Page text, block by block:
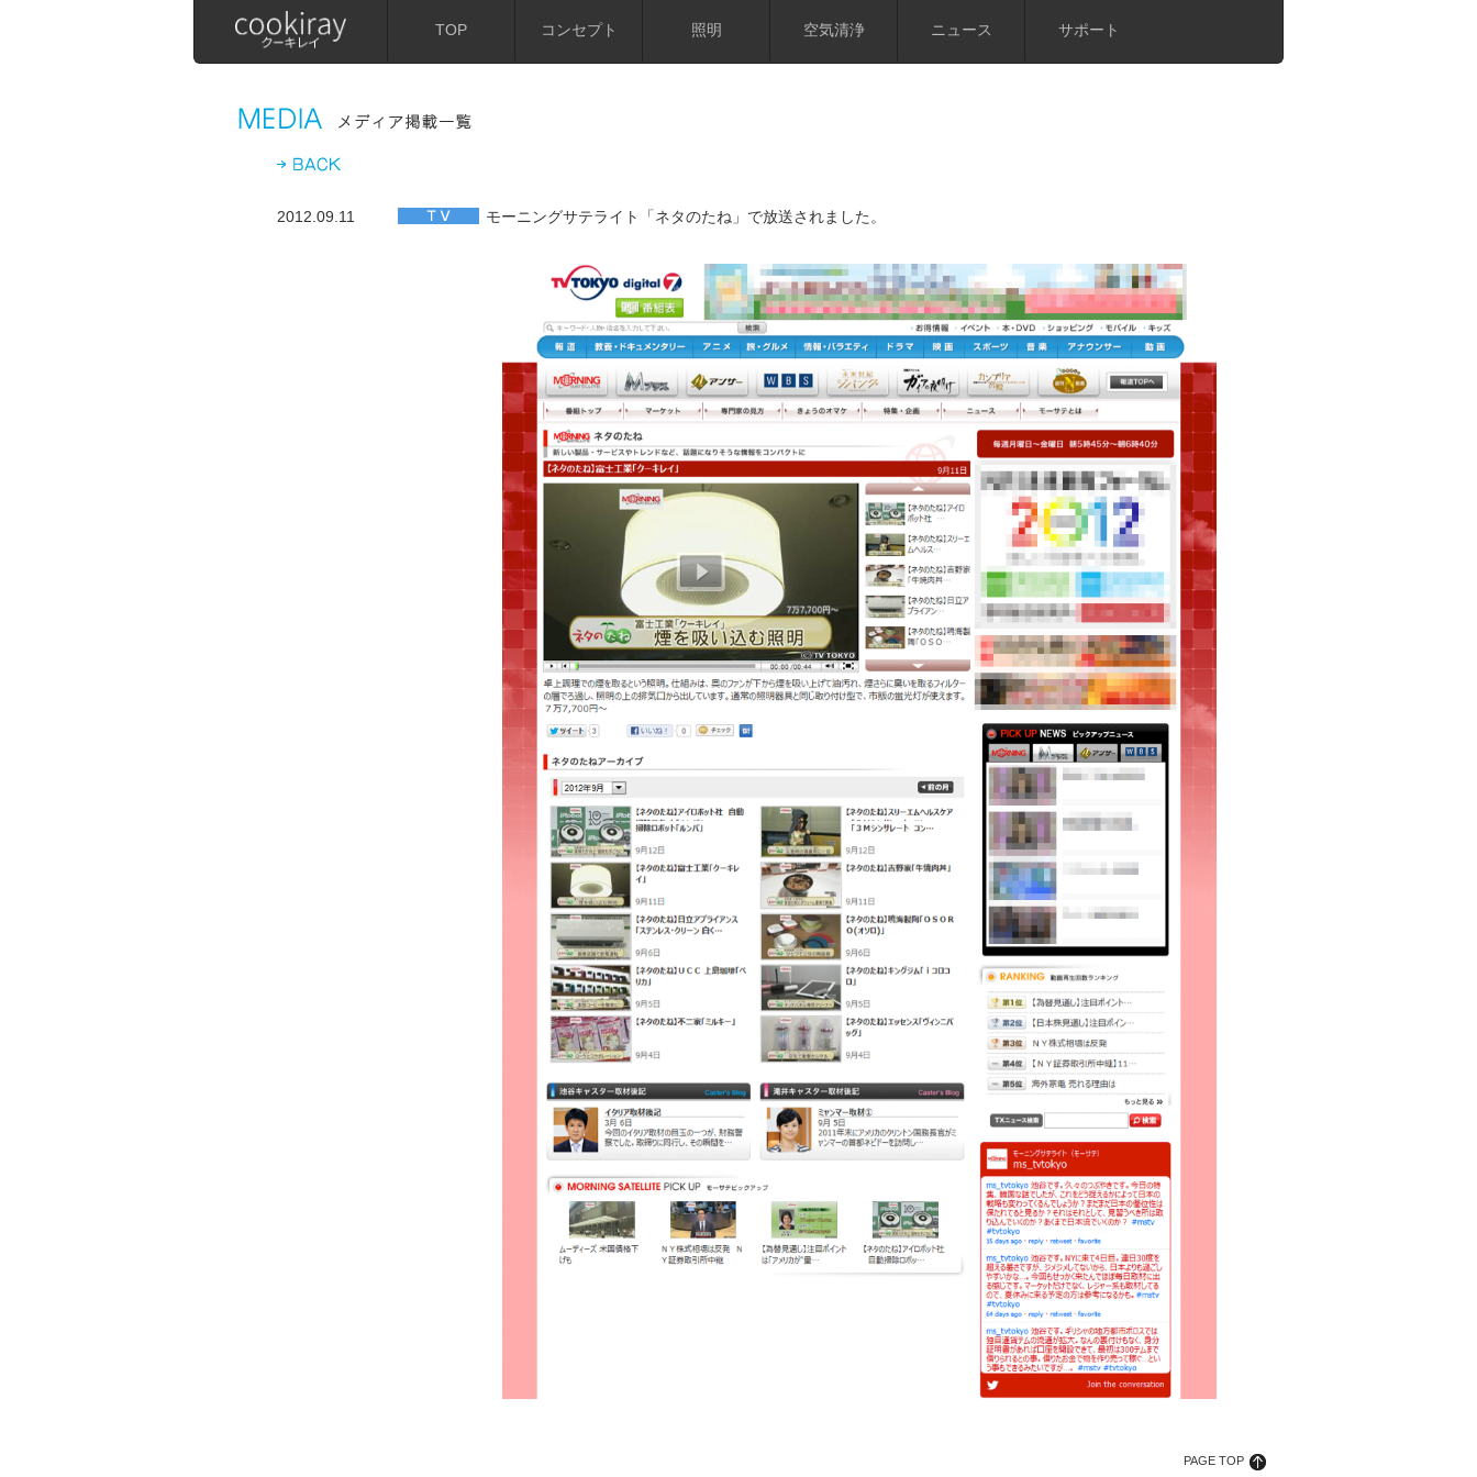
TOP コンセプト 照明 空気清浄 ニュース サポート
2012.09.11 モーニングサテライト「ネタのたね」で放送されました。
PAGE TOP